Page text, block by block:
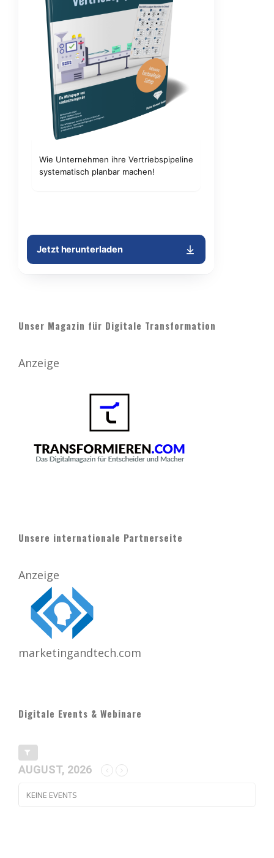
Unser Magazin für Digitale Transformation
Anzeige
Unsere internationale Partnerseite
Anzeige
marketingandtech.com
Digitale Events & Webinare
AUGUST, 2026
KEINE EVENTS